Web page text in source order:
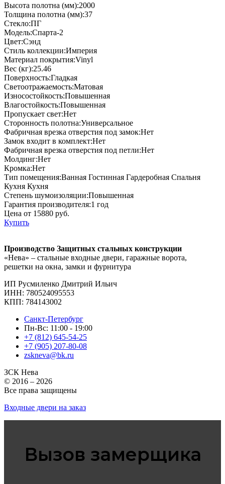
Высота полотна (мм):2000
Толщина полотна (мм):37
Стекло:ПГ
Модель:Спарта-2
Цвет:Сэнд
Стиль коллекции:Империя
Материал покрытия:Vinyl
Вес (кг):25.46
Поверхность:Гладкая
Светоотражаемость:Матовая
Износостойкость:Повышенная
Влагостойкость:Повышенная
Пропускает свет:Нет
Сторонность полотна:Универсальное
Фабричная врезка отверстия под замок:Нет
Замок входит в комплект:Нет
Фабричная врезка отверстия под петли:Нет
Молдинг:Нет
Кромка:Нет
Тип помещения:Ванная Гостинная Гардеробная Спальня
Кухня Кухня
Степень шумоизоляции:Повышенная
Гарантия производителя:1 год
Цена от 15880 руб.
Купить
Производство Защитных стальных конструкции
«Нева» – стальные входные двери, гаражные ворота,
решетки на окна, замки и фурнитура
ИП Русмиленко Дмитрий Ильич
ИНН: 780524095553
КПП: 784143002
Санкт-Петербург
Пн-Вс: 11:00 - 19:00
+7 (812) 645-54-25
+7 (905) 207-80-08
zskneva@bk.ru
ЗСК Нева
© 2016 – 2026
Все права защищены
Входные двери на заказ
Вызов замерщика